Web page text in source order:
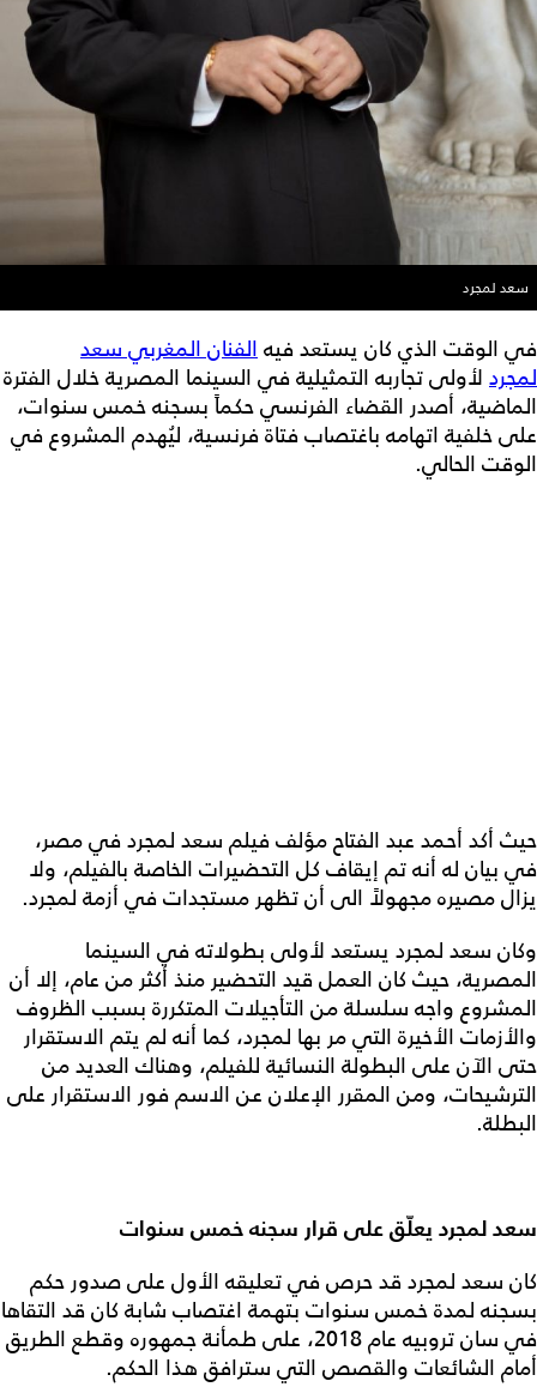
سعد لمجرد
في الوقت الذي كان يستعد فيهالفنان المغربي سعد
لمجرد لأولى تجاربه التمثيلية في السينما المصرية خلال الفترة
الماضية، أصدر القضاء الفرنسي حكماً بسجنه خمس سنوات،
على خلفية اتهامه باغتصاب فتاة فرنسية، ليُهدم المشروع في
الوقت الحالي.
حيث أكد أحمد عبد الفتاح مؤلف فيلم سعد لمجرد في مصر،
في بيان له أنه تم إيقاف كل التحضيرات الخاصة بالفيلم، ولا
يزال مصيره مجهولاً الى أن تظهر مستجدات في أزمة لمجرد.
وكان سعد لمجرد يستعد لأولى بطولاته في السينما
المصرية، حيث كان العمل قيد التحضير منذ أكثر من عام، إلا أن
المشروع واجه سلسلة من التأجيلات المتكررة بسبب الظروف
والأزمات الأخيرة التي مر بها لمجرد، كما أنه لم يتم الاستقرار
حتى الآن على البطولة النسائية للفيلم، وهناك العديد من
الترشيحات، ومن المقرر الإعلان عن الاسم فور الاستقرار على
البطلة.
سعد لمجرد يعلّق على قرار سجنه خمس سنوات
كان سعد لمجرد قد حرص في تعليقه الأول على صدور حكم
بسجنه لمدة خمس سنوات بتهمة اغتصاب شابة كان قد التقاها
في سان تروبيه عام 2018، على طمأنة جمهوره وقطع الطريق
أمام الشائعات والقصص التي سترافق هذا الحكم.